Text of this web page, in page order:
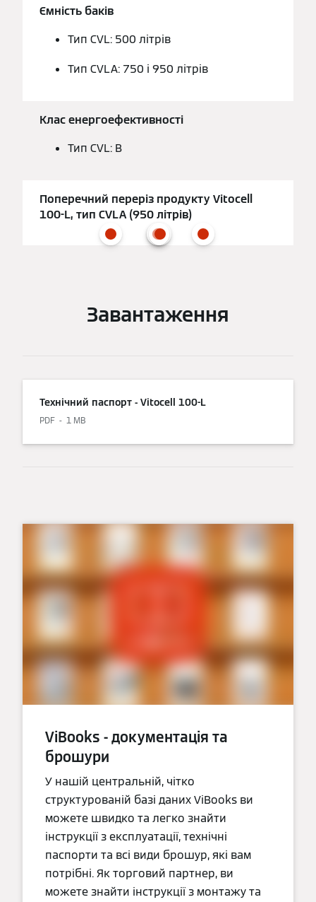
Ємність баків
Тип CVL: 500 літрів
Тип CVLA: 750 і 950 літрів
Клас енергоефективності
Тип CVL: B
Поперечний переріз продукту Vitocell
100-L, тип CVLA (950 літрів)
Завантаження
Технічний паспорт - Vitocell 100-L
PDF 1 MB
ViBooks - документація та
брошури
У нашій центральній, чітко
структурованій базі даних ViBooks ви
можете швидко та легко знайти
інструкції з експлуатації, технічні
паспорти та всі види брошур, які вам
потрібні. Як торговий партнер, ви
можете знайти інструкції з монтажу та